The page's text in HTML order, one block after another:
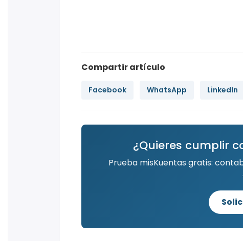
Compartir artículo
Facebook WhatsApp LinkedIn
¿Quieres cumplir
Prueba misKuentas gratis: